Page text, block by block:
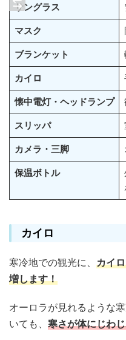
サングラス
マスク
ブランケット
カイロ
懐中電灯・ヘッドランプ
スリッパ
カメラ・三脚
保温ボトル
カイロ
寒冷地での観光に、 カイ
増します！
オーロラが見れるような
いても、 寒さが体にじわ